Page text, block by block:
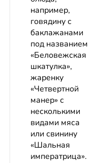
например,
говядину с
баклажанами
под названием
«Беловежская
шкатулка»,
жаренку
«Четвертной
манер» с
несколькими
видами мяса
или свинину
«Шальная
императрица».